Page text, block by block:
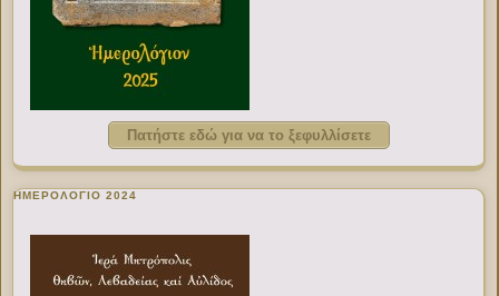
Πατήστε εδώ για να το ξεφυλλίσετε
ΗΜΕΡΟΛΟΓΙΟ 2024